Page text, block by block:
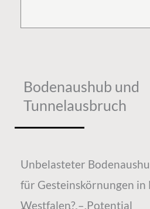
Bodenaushub und
Tunnelausbruch
Unbelasteter
für Gesteinskörnungen
Westfalen? – Potential